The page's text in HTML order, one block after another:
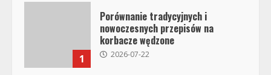
1
Porównanie tradycyjnych i
nowoczesnych przepisów na
korbacze wędzone
2026-07-22